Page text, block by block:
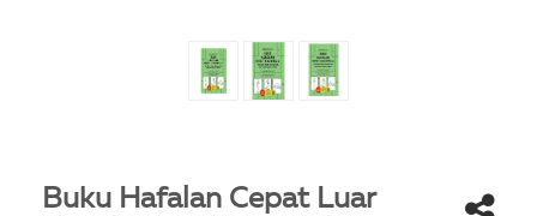
Buku Hafalan Cepat Luar